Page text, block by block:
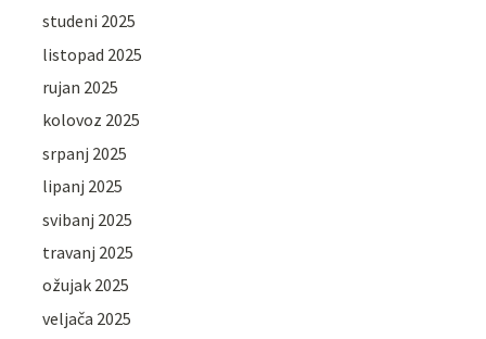
studeni 2025
listopad 2025
rujan 2025
kolovoz 2025
srpanj 2025
lipanj 2025
svibanj 2025
travanj 2025
ožujak 2025
veljača 2025